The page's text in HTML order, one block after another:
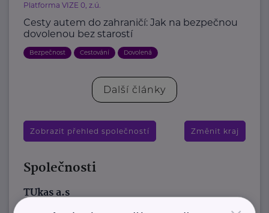
Platforma VIZE 0, z.ú.
Cesty autem do zahraničí: Jak na bezpečnou
dovolenou bez starostí
Bezpečnost Cestování Dovolená
Další články
Zobrazit přehled společností Změnit kraj
Společnosti
TUkas a.s
K Hrušovu 344/6 Štěrboholy, Praha 10